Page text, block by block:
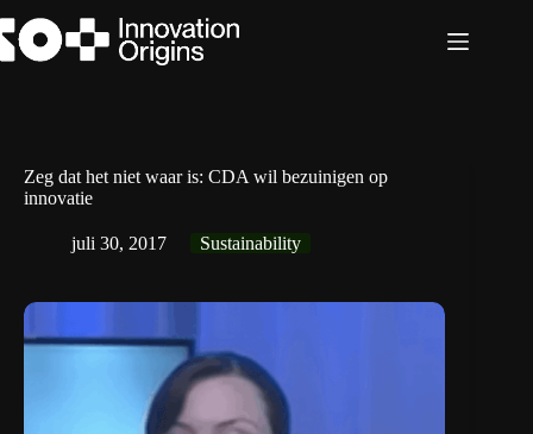
naar
de
Zeg dat het niet waar is: CDA wil bezuinigen op
innovatie
juli 30, 2017 Sustainability